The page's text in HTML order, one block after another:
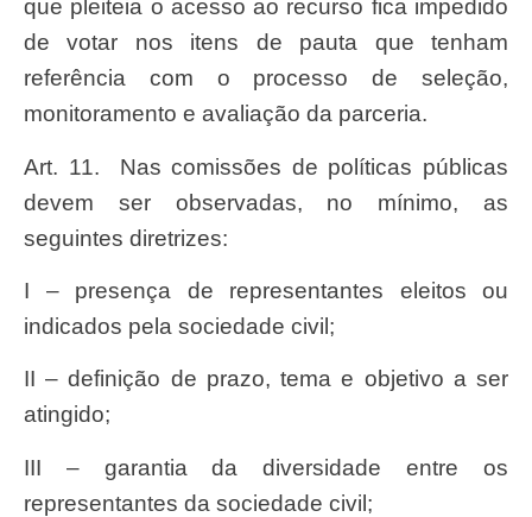
que pleiteia o acesso ao recurso fica impedido
de votar nos itens de pauta que tenham
referência com o processo de seleção,
monitoramento e avaliação da parceria.
Art. 11. Nas comissões de políticas públicas
devem ser observadas, no mínimo, as
seguintes diretrizes:
I – presença de representantes eleitos ou
indicados pela sociedade civil;
II – definição de prazo, tema e objetivo a ser
atingido;
III – garantia da diversidade entre os
representantes da sociedade civil;